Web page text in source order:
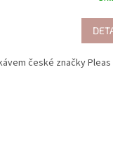
české značky Pleas